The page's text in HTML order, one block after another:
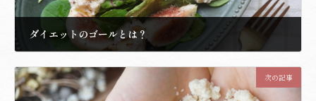
ダイエットのゴールとは？
次の記事